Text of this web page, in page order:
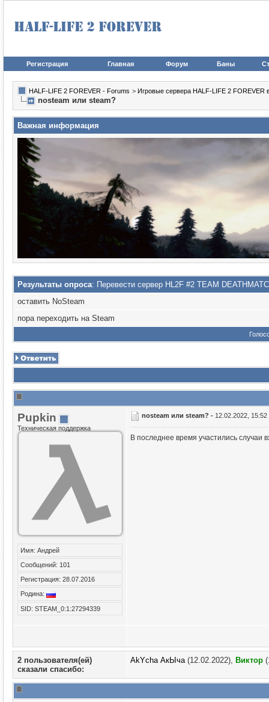
Регистрация Главная Форум Баны
HALF-LIFE 2 FOREVER - Forums > Игровые сервера HALF-LIFE 2 FOREVER
nosteam или steam?
Важная информация
Результаты опроса: Перевести сервер HL2F #2 TEAM
оставить NoSteam
пора переходить на Steam
Puрkin
Техническая поддержка
Имя: Андрей
Сообщений: 101
Регистрация: 28.07.2016
Родина:
SID: STEAM_0:1:27294339
nosteam или steam? - 12.02.2022, 15:52
В последнее время участились случаи
2 пользователя(ей)
сказали cпасибо:
AkYcha АкЫча(12.02.2022), Виктор